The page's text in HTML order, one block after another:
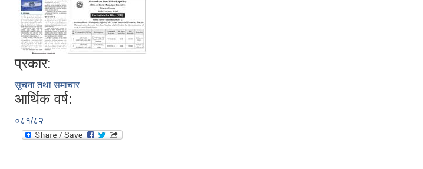
प्रकार:
सूचना तथा समाचार
आर्थिक वर्ष:
०८१/८२